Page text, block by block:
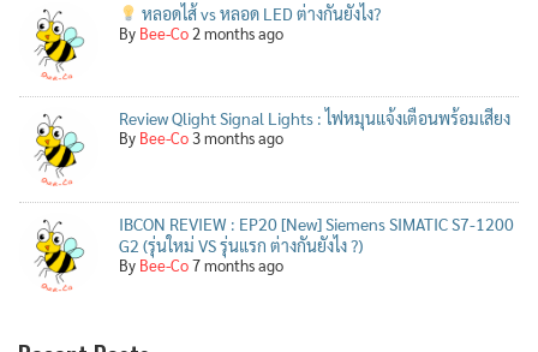
หลอดไส้ vs หลอด LED ต่างกันยังไง?
By Bee-Co2 months ago
Review Qlight Signal Lights : ไฟหมุนแจ้งเตือนพร้อมเสียง
By Bee-Co3 months ago
IBCON REVIEW : EP20 [New] Siemens SIMATIC S7-1200
G2 (รุ่นใหม่ VS รุ่นแรก ต่างกันยังไง ?)
By Bee-Co7 months ago